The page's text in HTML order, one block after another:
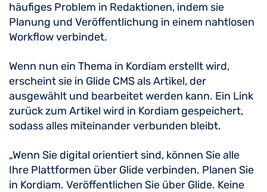
häufiges Problem in Redaktionen, indem sie
Planung und Veröffentlichung in einem nahtlosen
Workflow verbindet.
Wenn nun ein Thema in Kordiam erstellt wird,
erscheint sie in Glide CMS als Artikel, der
ausgewählt und bearbeitet werden kann. Ein Link
zurück zum Artikel wird in Kordiam gespeichert,
sodass alles miteinander verbunden bleibt.
„Wenn Sie digital orientiert sind, können Sie alle
Ihre Plattformen über Glide verbinden. Planen Sie
in Kordiam. Veröffentlichen Sie über Glide. Keine